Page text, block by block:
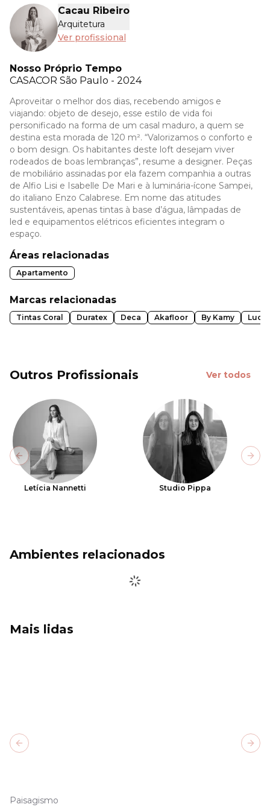
Cacau Ribeiro
Arquitetura
Ver profissional
Nosso Próprio Tempo
CASACOR São Paulo - 2024
Aproveitar o melhor dos dias, recebendo amigos e
viajando: objeto de desejo, esse estilo de vida foi
personificado na forma de um casal maduro, a quem se
destina esta morada de 120 m². “Valorizamos o conforto e
o bom design. Os habitantes deste loft desejam viver
rodeados de boas lembranças”, resume a designer. Peças
de mobiliário assinadas por ela fazem companhia a outras
de Alfio Lisi e Isabelle De Mari e à luminária-ícone Sampei,
do italiano Enzo Calabrese. Em nome das atitudes
sustentáveis, apenas tintas à base d’água, lâmpadas de
led e equipamentos elétricos eficientes integram o
espaço.
Áreas relacionadas
Apartamento
Marcas relacionadas
Tintas Coral Duratex Deca Akafloor By Kamy
Outros Profissionais Ver todos
Letícia Nannetti Studio Pippa
Previous slide
Ambientes relacionados
Mais lidas
Paisagismo
Previous slide